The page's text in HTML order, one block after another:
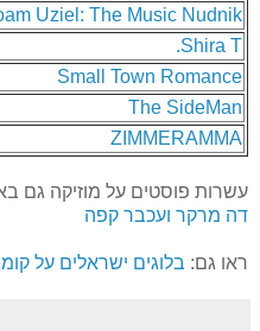
Uziel: The Music Nudnik
Shira T.
Small Town Romance
The SideMan
ZIMMERAMMA
עשרות פוסטים על מוזיקה גם
דה מרקר ועכבר קפה
ראו גם: בלוגים ישראלים על